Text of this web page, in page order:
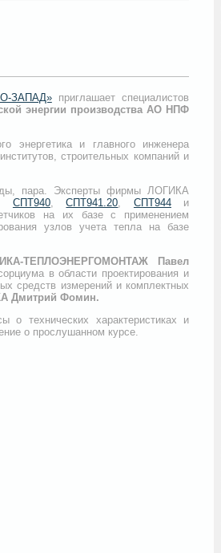
ЗАПАД»приглашает специалистов
энергии производства АО НПФ
энергетика и главного инженера
строительных компаний и
пара. Эксперты фирмы ЛОГИКА
СПТ940,СПТ941.20, СПТ944и
на их базе с применением
узлов учета тепла на базе
ТЕПЛОЭНЕРГОМОНТАЖ Павел
в области проектирования и
средств измерений и комплектных
Дмитрий Фомин.
технических характеристиках и
о прослушанном курсе.